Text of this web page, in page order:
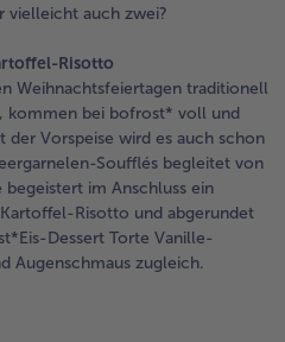
Spirituosen
vielleicht auch zwei?
Risotto
Weihnachtsfeiertagen traditionell
kommen bei bofrost* voll und
Vorspeise wird es auch schon
Soufflés begleitet von
begeistert im Anschluss ein
Risotto und abgerundet
Dessert Torte Vanille-
Augenschmaus zugleich.